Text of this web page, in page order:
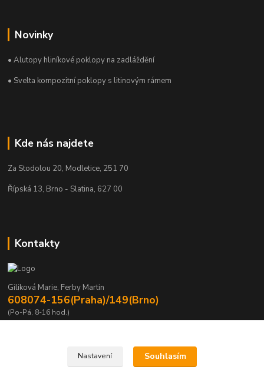
Novinky
• Alutopy hliníkové poklopy na zadláždění
• Svelta kompozitní poklopy s litinovým rámem
Kde nás najdete
Za Stodolou 20, Modletice, 251 70
Řípská 13, Brno - Slatina, 627 00
Kontakty
Giliková Marie, Ferby Martin
608074-156(Praha)/149(Brno)
(Po-Pá, 8-16 hod.)
Nastavení Souhlasím